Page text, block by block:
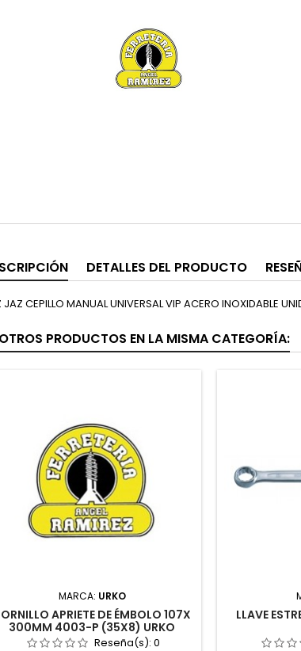
DETALLES DEL PRODUCTO
JAZ CEPILLO MANUAL UNIVERSAL VIP ACERO INOXIDABLE
PRODUCTOS EN LA MISMA CATEGORÍA:
MARCA: URKO
APRIETE DE ÉMBOLO 107X
300MM 4003-P (35X8) URKO
Reseña(s): 0
LLAVE